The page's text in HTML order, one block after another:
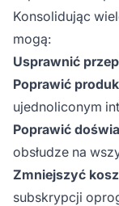
Konsolidując
mogą:
Usprawnić
Poprawić
ujednoliconym
Poprawić
obsłudze na
Zmniejszyć
subskrypcji